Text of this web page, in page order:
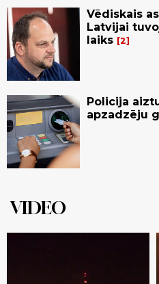
Vēdiskais
Latvijai
laiks
2
Policija
apzadzēju
VIDEO